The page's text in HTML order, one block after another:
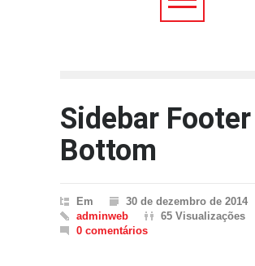
Sidebar Footer
Bottom
Em
30 de dezembro de 2014
adminweb
65 Visualizações
0 comentários